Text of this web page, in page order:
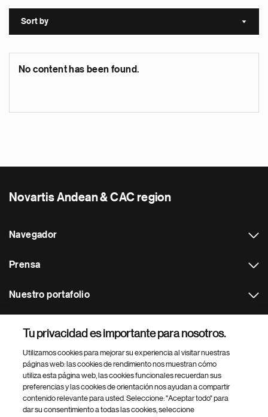
Sort by Sort
No content has been found.
Novartis Andean & CAC region
Navegador
Prensa
Nuestro portafolio
Footer Site Search
Tu privacidad es importante para nosotros.
Utilizamos cookies para mejorar su experiencia al visitar nuestras
páginas web: las cookies de rendimiento nos muestran cómo
utiliza esta página web, las cookies funcionales recuerdan sus
preferencias y las cookies de orientación nos ayudan a compartir
contenido relevante para usted. Seleccione: "Aceptar todo" para
dar su consentimiento a todas las cookies, seleccione